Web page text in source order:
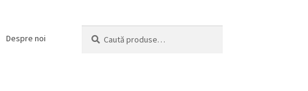
Despre noi
după: